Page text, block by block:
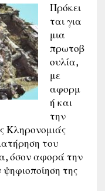
Πρόκει
ται για
μια
πρωτοβ
ουλία,
με
αφορμ
ή και
την
Κληρονομιάς
του
όσον αφορά την
της